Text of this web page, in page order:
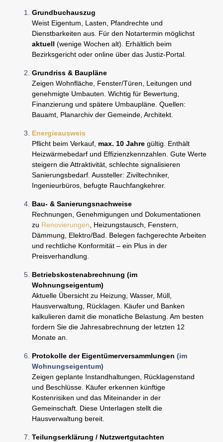
Grundbuchauszug
Weist Eigentum, Lasten, Pfandrechte und
Dienstbarkeiten aus. Für den Notartermin möglichst
aktuell (wenige Wochen alt). Erhältlich beim
Bezirksgericht oder online über das Justiz-Portal.
Grundriss & Baupläne
Zeigen Wohnfläche, Fenster/Türen, Leitungen und
genehmigte Umbauten. Wichtig für Bewertung,
Finanzierung und spätere Umbaupläne. Quellen:
Bauamt, Planarchiv der Gemeinde, Architekt.
Energieausweis
Pflicht beim Verkauf, max. 10 Jahre gültig. Enthält
Heizwärmebedarf und Effizienzkennzahlen. Gute Werte
steigern die Attraktivität, schlechte signalisieren
Sanierungsbedarf. Aussteller: Ziviltechniker,
Ingenieurbüros, befugte Rauchfangkehrer.
Bau- & Sanierungsnachweise
Rechnungen, Genehmigungen und Dokumentationen
zu Renovierungen, Heizungstausch, Fenstern,
Dämmung, Elektro/Bad. Belegen fachgerechte Arbeiten
und rechtliche Konformität – ein Plus in der
Preisverhandlung.
Betriebskostenabrechnung (im
Wohnungseigentum)
Aktuelle Übersicht zu Heizung, Wasser, Müll,
Hausverwaltung, Rücklagen. Käufer und Banken
kalkulieren damit die monatliche Belastung. Am besten
fordern Sie die Jahresabrechnung der letzten 12
Monate an.
Protokolle der Eigentümerversammlungen(im
Wohnungseigentum)
Zeigen geplante Instandhaltungen, Rücklagenstand
und Beschlüsse. Käufer erkennen künftige
Kostenrisiken und das Miteinander in der
Gemeinschaft. Diese Unterlagen stellt die
Hausverwaltung bereit.
Teilungserklärung / Nutzwertgutachten